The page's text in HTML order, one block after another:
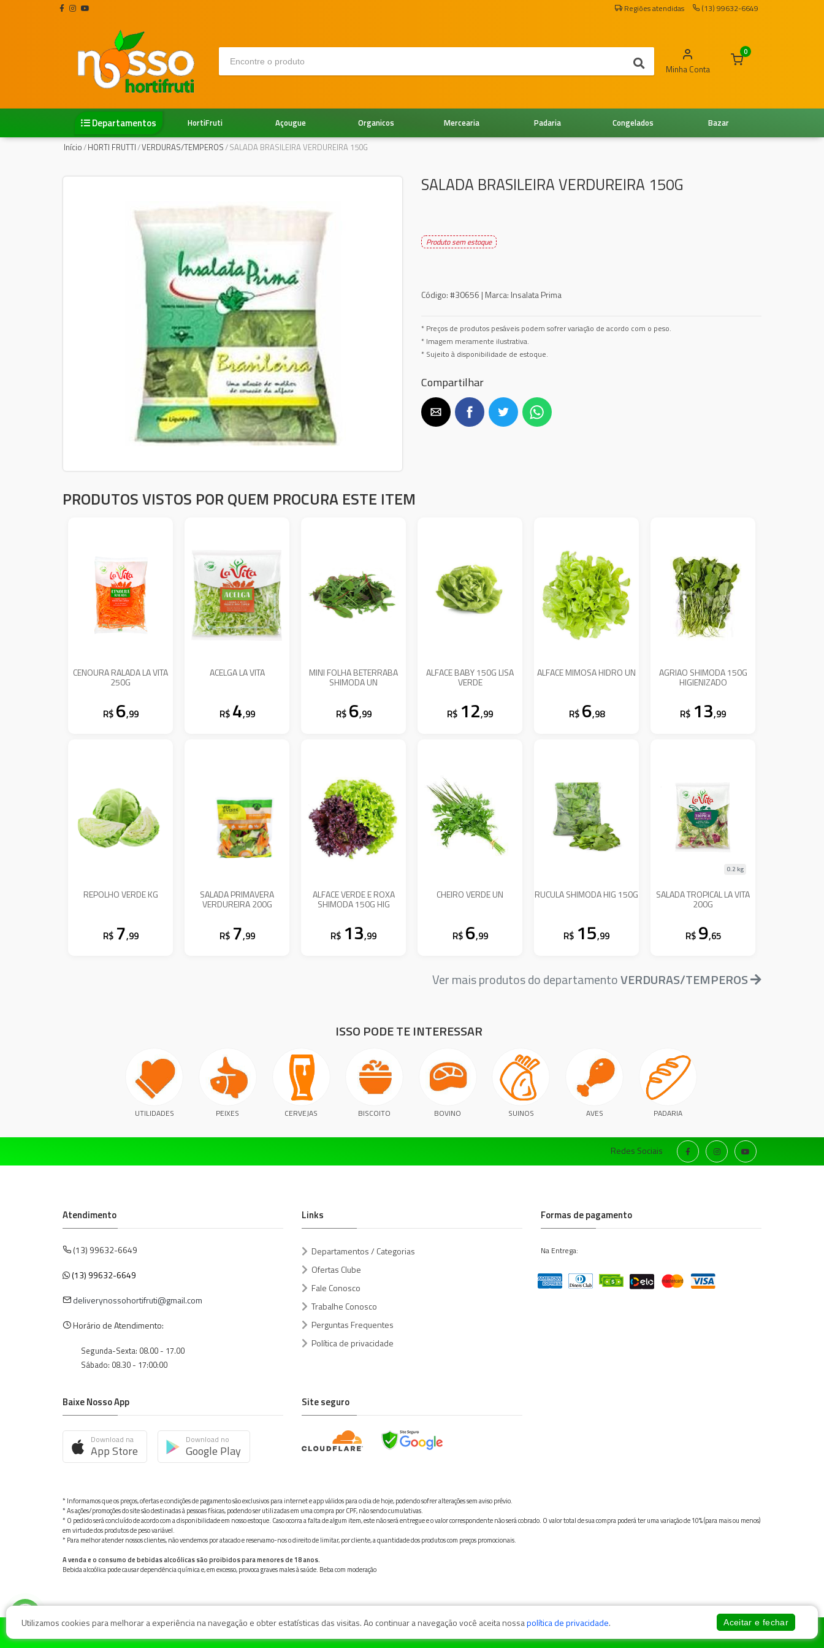
Regiões atendidas (13) 99632-6649
Minha Conta
0
Departamentos Bazar
Congelados
Padaria
Mercearia
Organicos
Açougue
HortiFruti
Início/HORTI FRUTTI/VERDURAS/TEMPEROS/SALADA BRASILEIRA VERDUREIRA 150G
SALADA BRASILEIRA VERDUREIRA 150G
Produto sem estoque
Código:#30656 | Marca: Insalata Prima
* Preços de produtos pesáveis podem sofrer variação de acordo com o peso.
* Imagem meramente ilustrativa.
* Sujeito à disponibilidade de estoque.
Compartilhar
PRODUTOS VISTOS POR QUEM PROCURA ESTE ITEM
CENOURA RALADA LA VITA
250G
R$ 6,99
ACELGA LA VITA
R$ 4,99
MINI FOLHA BETERRABA
SHIMODA UN
R$ 6,99
ALFACE BABY 150G LISA
VERDE
R$ 12,99
ALFACE MIMOSA HIDRO UN
R$ 6,98
AGRIAO SHIMODA 150G
HIGIENIZADO
R$ 13,99
REPOLHO VERDE KG
R$ 7,99
SALADA PRIMAVERA
VERDUREIRA 200G
R$ 7,99
ALFACE VERDE E ROXA
SHIMODA 150G HIG
R$ 13,99
CHEIRO VERDE UN
R$ 6,99
RUCULA SHIMODA HIG 150G
R$ 15,99
SALADA TROPICAL LA VITA
200G
0.2 kg
R$ 9,65
Ver mais produtos do departamentoVERDURAS/TEMPEROS
ISSO PODE TE INTERESSAR
UTILIDADES PEIXES CERVEJAS BISCOITO BOVINO SUINOS AVES PADARIA
Redes Sociais
Atendimento
(13) 99632-6649
(13) 99632-6649
deliverynossohortifruti@gmail.com
Horário de Atendimento:
Segunda-Sexta: 08.00 - 17.00
Sábado: 08.30 - 17:00:00
Links
Departamentos / Categorias
Ofertas Clube
Fale Conosco
Trabalhe Conosco
Perguntas Frequentes
Política de privacidade
Formas de pagamento
Na Entrega:
Baixe Nosso App
Download na
App Store
Download no
Google Play
Site seguro
* Informamos que os preços, ofertas e condições de pagamento são exclusivos para internet e app válidos para o dia de hoje, podendo sofrer alterações sem aviso prévio.
* As ações/promoções do site são destinadas à pessoas físicas, podendo ser utilizadas em uma compra por CPF, não sendo cumulativas.
* O pedido será concluído de acordo com a disponibilidade em nosso estoque. Caso ocorra a falta de algum item, este não será entregue e o valor correspondente não será cobrado. O valor total de sua compra poderá ter uma variação de 10% (para mais ou menos)
em virtude dos produtos de peso variável.
* Para melhor atender nossos clientes, não vendemos por atacado e reservamo-nos o direito de limitar, por cliente, a quantidade dos produtos com preços promocionais.
A venda e o consumo de bebidas alcoólicas são proibidos para menores de 18 anos.
Bebida alcoólica pode causar dependência química e, em excesso, provoca graves males à saúde. Beba com moderação
Utilizamos cookies para melhorar a experiência na navegação e obter estatísticas das visitas. Ao continuar a navegação você aceita nossapolítica de privacidade. Aceitar e fechar